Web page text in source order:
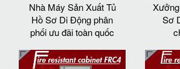
Nhà Máy Sản Xuất Tủ
Hồ Sơ Di Động phân
phối ưu đãi toàn quốc
Sơ